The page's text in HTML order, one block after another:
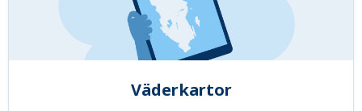
Väderkartor